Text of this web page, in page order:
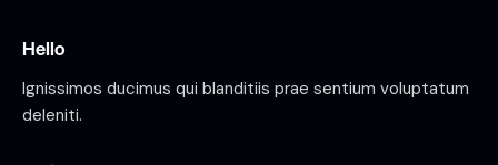
Hello
Ignissimos ducimus qui blanditiis prae sentium voluptatum
deleniti.